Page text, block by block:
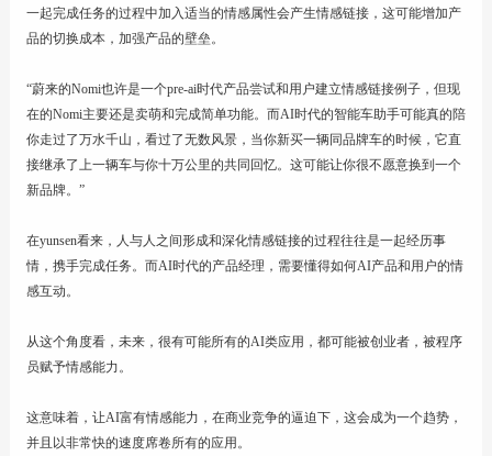
一起完成任务的过程中加入适当的情感属性会产生情感链接，这可能增加产
品的切换成本，加强产品的壁垒。
“蔚来的Nomi也许是一个pre-ai时代产品尝试和用户建立情感链接例子，但现
在的Nomi主要还是卖萌和完成简单功能。而AI时代的智能车助手可能真的陪
你走过了万水千山，看过了无数风景，当你新买一辆同品牌车的时候，它直
接继承了上一辆车与你十万公里的共同回忆。这可能让你很不愿意换到一个
新品牌。”
在yunsen看来，人与人之间形成和深化情感链接的过程往往是一起经历事
情，携手完成任务。而AI时代的产品经理，需要懂得如何AI产品和用户的情
感互动。
从这个角度看，未来，很有可能所有的AI类应用，都可能被创业者，被程序
员赋予情感能力。
这意味着，让AI富有情感能力，在商业竞争的逼迫下，这会成为一个趋势，
并且以非常快的速度席卷所有的应用。